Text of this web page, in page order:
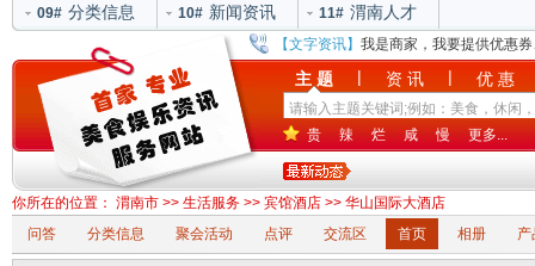
09# 分类信息 10# 新闻资讯 11# 渭南人才
【文字资讯】 我是商家，我要提供优惠
主 题 | 资 讯 | 优 惠
贵 辣 烂 咸 慢 更多...
你所在的位置： 渭南市 >> 生活服务 >> 宾馆酒店 >> 华山国际大酒店
问答
分类信息 聚会活动 点评 交流区 首页 相册 产